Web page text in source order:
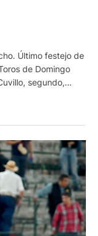
Último festejo de
de Domingo
segundo,
ovación,